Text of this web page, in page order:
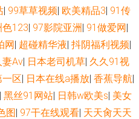
洲诱惑影院 东京热AV资源网 国产在
湿网站 日韩欧美自拍 91蜜桃在线看
AV在线 午夜剧场看A片 51AV视频 AV
| 99草草视频| 欧美精品3| 91传
色123| 97影院亚洲 | 91做爱网|
网| 超碰精华液| 抖阴福利视频|
Av| 日本老司机草| 久久91视
区| 日本在线a播放| 香蕉导航|
| 黑丝91网站| 日韩w欧美s| 美女
图| 97干在线观看| 天天肏天天